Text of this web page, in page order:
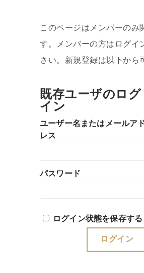
このページはメンバーのみ
す。メンバーの方はログイ
さい。新規登録は以下から
既存ユーザのログ
イン
ユーザー名またはメールア
レス
パスワード
ログイン状態を保存する